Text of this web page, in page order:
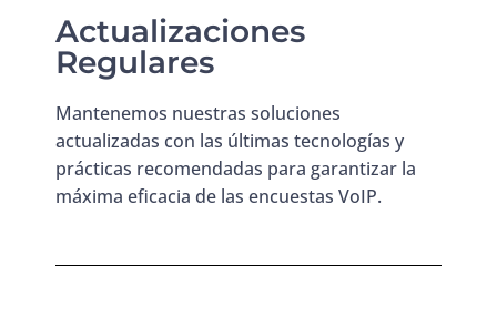
Actualizaciones
Regulares
Mantenemos nuestras soluciones
actualizadas con las últimas tecnologías y
prácticas recomendadas para garantizar la
máxima eficacia de las encuestas VoIP.